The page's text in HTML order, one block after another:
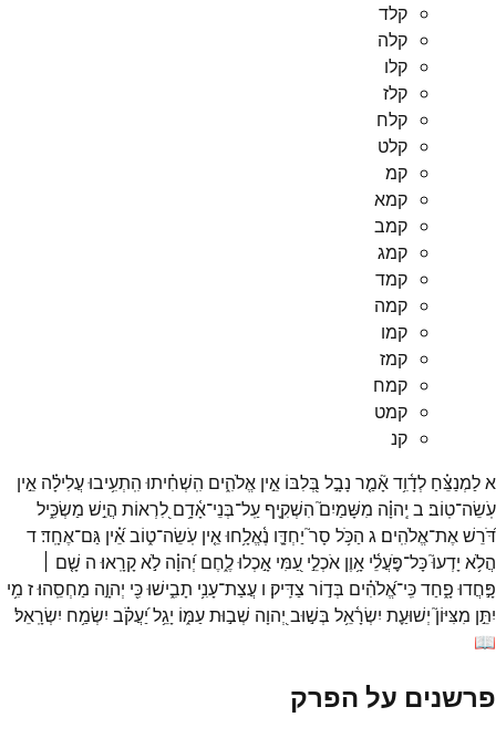
קלד
קלה
קלו
קלז
קלח
קלט
קמ
קמא
קמב
קמג
קמד
קמה
קמו
קמז
קמח
קמט
קנ
אלַמְנַצֵּ֗חַ לְדָ֫וִ֥דאָ֘מַ֤ר נָבָ֣ל בְּ֭לִבּוֹ אֵ֣ין אֱלֹהִ֑ים הִֽשְׁחִ֗יתוּ הִֽתְעִ֥יבוּעֲלִילָ֗ה אֵ֣ין
עֹֽשֵׂה־טֽוֹב׃ ב יְֽהוָ֗ה מִשָּׁמַיִם֮ הִשְׁקִ֪יף עַֽל־בְּנֵי־אָ֫דָ֥ם לִ֭רְאוֹת הֲיֵ֣שׁ מַשְׂכִּ֑יל
דֹּ֝רֵשׁאֶת־אֱלֹהִֽים׃ ג הַכֹּ֥ל סָר֮ יַחְדָּ֪ו נֶ֫אֱלָ֥חוּאֵ֤ין עֹֽשֵׂה־ט֑וֹבאֵ֝֗ין גַּם־אֶחָֽד׃ד
הֲלֹ֥א יָדְעוּ֮כָּל־פֹּ֪עֲלֵ֫י אָ֥וֶן אֹכְלֵ֣י עַ֭מִּי אָ֣כְלוּלֶ֑חֶם יְ֝הוָ֗ה לֹ֣אקָרָֽאוּ׃ ה שָׁ֤ם ׀
פָּ֣חֲדוּ פָ֑חַדכִּֽי־אֱ֝לֹהִ֗ים בְּד֣וֹר צַדִּֽיק׃ ו עֲצַת־עָנִ֥י תָבִ֑ישׁוּכִּ֖י יְהוָ֣ה מַחְסֵֽהוּ׃ז מִ֥י
יִתֵּ֣ן מִצִּיּוֹן֮ יְשׁוּעַ֪ת יִשְׂרָ֫אֵ֥ל בְּשׁ֣וּב יְ֭הוָה שְׁב֣וּתעַמּ֑וֹ יָגֵ֥ליַ֝עֲקֹ֗ב יִשְׂמַ֥ח יִשְׂרָֽאֵל׃
📖
פרשנים על הפרק